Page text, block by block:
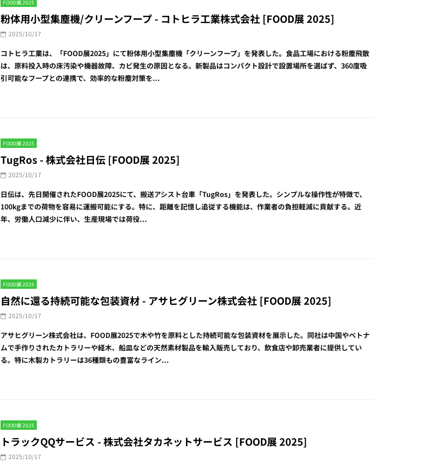
FOOD展 2025
粉体用小型集塵機/クリーンフープ - コトヒラ工業株式会社 [FOOD展 2025]
2025/10/17
コトヒラ工業は、「FOOD展2025」にて粉体用小型集塵機「クリーンフープ」を発表した。食品工場における粉塵飛散
は、原料投入時の床汚染や機器故障、カビ発生の原因となる。新製品はコンパクト設計で設置場所を選ばず、360度吸
引可能なフープとの連携で、効率的な粉塵対策を...
FOOD展 2025
TugRos - 株式会社日伝 [FOOD展 2025]
2025/10/17
日伝は、先日開催されたFOOD展2025にて、搬送アシスト台車「TugRos」を発表した。シンプルな操作性が特徴で、
100kgまでの荷物を容易に運搬可能にする。特に、距離を記憶し追従する機能は、作業者の負担軽減に貢献する。近
年、労働人口減少に伴い、生産現場では荷役...
FOOD展 2025
自然に還る持続可能な包装資材 - アサヒグリーン株式会社 [FOOD展 2025]
2025/10/17
アサヒグリーン株式会社は、FOOD展2025で木や竹を原料とした持続可能な包装資材を展示した。同社は中国やベトナ
ムで手作りされたカトラリーや経木、船皿などの天然素材製品を輸入販売しており、飲食店や卸売業者に提供してい
る。特に木製カトラリーは36種類もの豊富なライン...
FOOD展 2025
トラックQQサービス - 株式会社タカネットサービス [FOOD展 2025]
2025/10/17